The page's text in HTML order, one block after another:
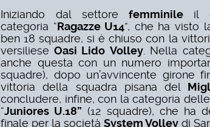
Iniziando dal settore
femminile il
categoria “Ragazze U14”, che ha visto
ben 18 squadre, si è chiuso con la
versilieseOasi Lido Volley . Nella
anche questa con un numero
squadre), dopo un’avvincente girone
vittoria della squadra pisana del
concludere, infine, con la categoria delle
“Juniores U.18” (12 squadre), che ha
finale per la società System Volley di